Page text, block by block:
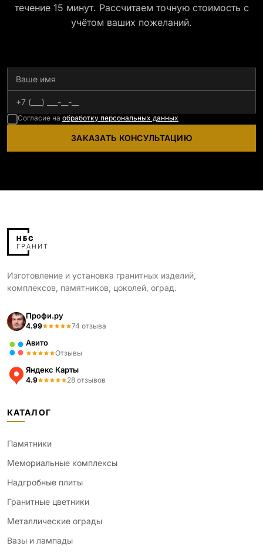
течение 15 минут. Рассчитаем точную стоимость с
учётом ваших пожеланий.
Согласие на обработку персональных данных
ЗАКАЗАТЬ КОНСУЛЬТАЦИЮ
Изготовление и установка гранитных изделий,
комплексов, памятников, цоколей, оград.
Профи.ру
4.99 74 отзыва
Авито
Отзывы
Яндекс Карты
4.9 28 отзывов
КАТАЛОГ
Памятники
Мемориальные комплексы
Надгробные плиты
Гранитные цветники
Металлические ограды
Вазы и лампады